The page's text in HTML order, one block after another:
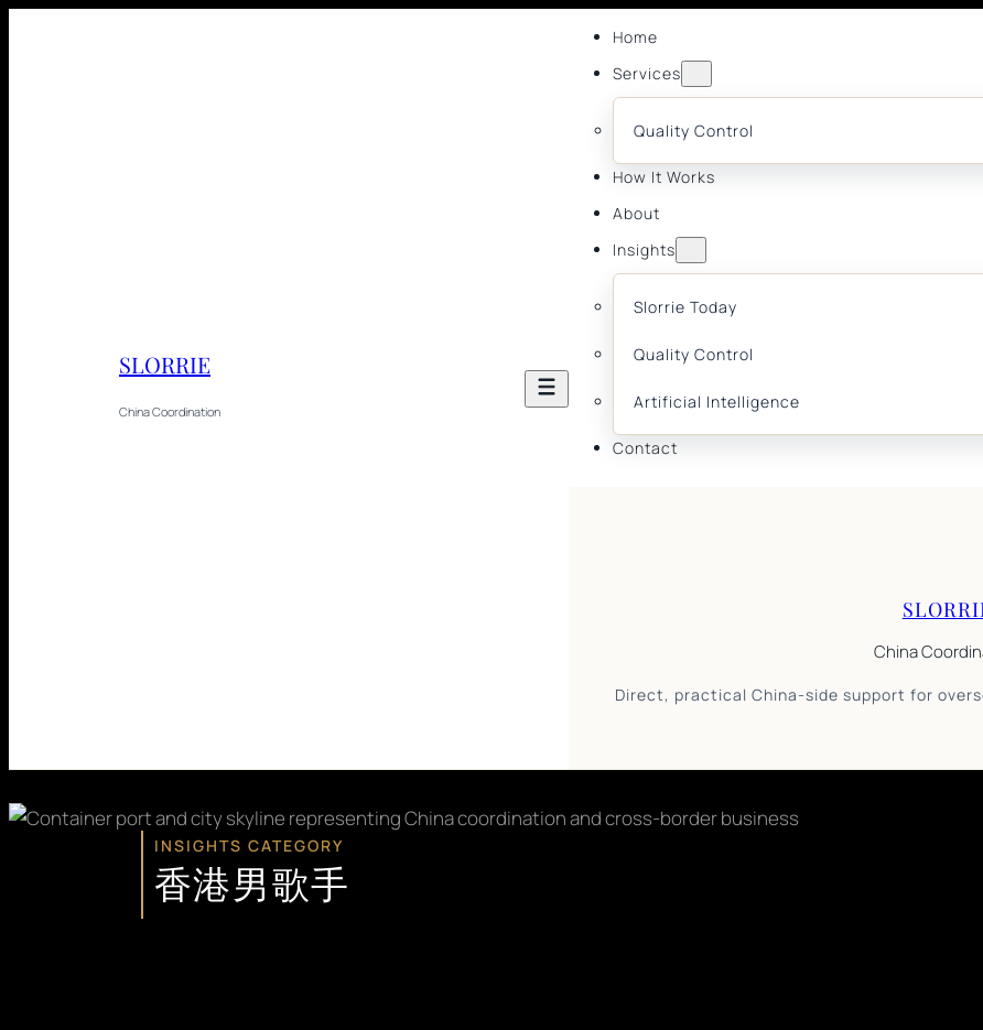
SLORRIE
China Coordination
Home
Services
Quality Control
How It Works
About
Insights
Slorrie Today
Quality Control
Artificial Intelligence
Contact
China
Direct, practical China-side support for
INSIGHTS CATEGORY
香港男歌手